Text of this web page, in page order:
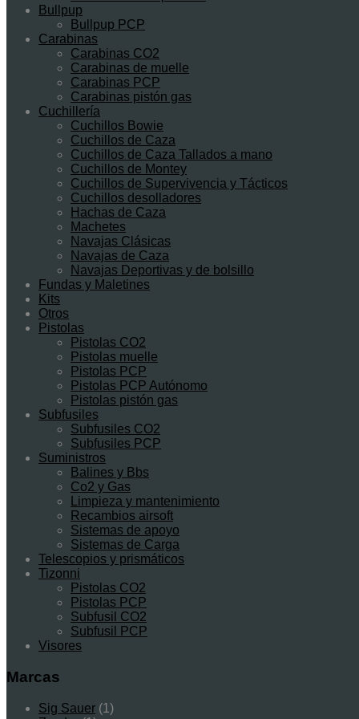
Bullpup
Bullpup PCP
Carabinas
Carabinas CO2
Carabinas de muelle
Carabinas PCP
Carabinas pistón gas
Cuchillería
Cuchillos Bowie
Cuchillos de Caza
Cuchillos de Caza Tallados a mano
Cuchillos de Montey
Cuchillos de Supervivencia y Tácticos
Cuchillos desolladores
Hachas de Caza
Machetes
Navajas Clásicas
Navajas de Caza
Navajas Deportivas y de bolsillo
Fundas y Maletines
Kits
Otros
Pistolas
Pistolas CO2
Pistolas muelle
Pistolas PCP
Pistolas PCP Autónomo
Pistolas pistón gas
Subfusiles
Subfusiles CO2
Subfusiles PCP
Suministros
Balines y Bbs
Co2 y Gas
Limpieza y mantenimiento
Recambios airsoft
Sistemas de apoyo
Sistemas de Carga
Telescopios y prismáticos
Tizonni
Pistolas CO2
Pistolas PCP
Subfusil CO2
Subfusil PCP
Visores
Marcas
Sig Sauer (1)